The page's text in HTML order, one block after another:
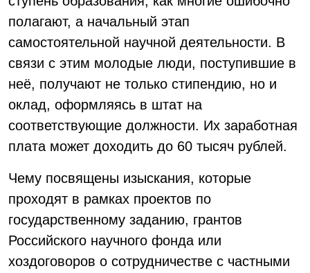
полагают, а начальный этап
самостоятельной научной деятельности. В
связи с этим молодые люди, поступившие в
неё, получают не только стипендию, но и
оклад, оформляясь в штат на
соответствующие должности. Их заработная
плата может доходить до 60 тысяч рублей.
Чему посвящены изыскания, которые
проходят в рамках проектов по
государственному заданию, грантов
Российского научного фонда или
хоздоговоров о сотрудничестве с частными